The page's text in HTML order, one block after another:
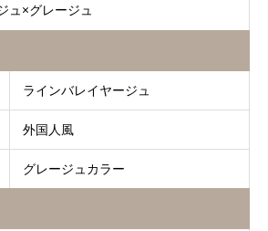
ュ×グレージュ
ラインバレイヤージュ
外国人風
グレージュカラー